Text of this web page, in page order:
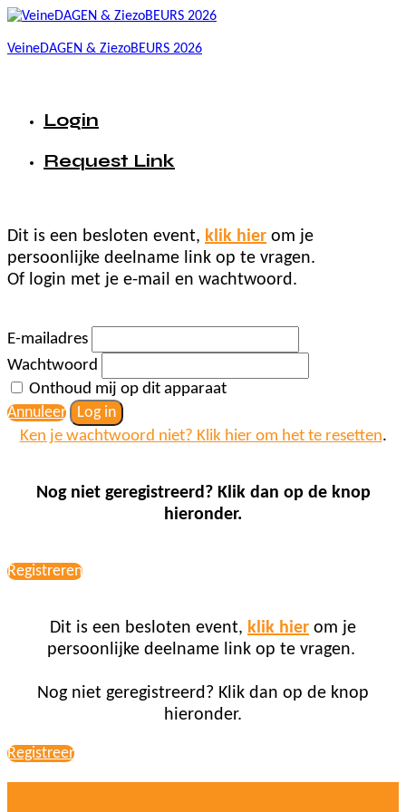
VeineDAGEN & ZiezoBEURS 2026
Login
Request Link
Dit is een besloten event, klik hier om je
persoonlijke deelname link op te vragen.
Of login met je e-mail en wachtwoord.
E-mailadres
Wachtwoord
Onthoud mij op dit apparaat
Annuleer
Log in
Ken je wachtwoord niet? Klik hier om het te resetten.
Nog niet geregistreerd? Klik dan op de knop
hieronder.
Registreren
Dit is een besloten event, klik hier om je
persoonlijke deelname link op te vragen.
Nog niet geregistreerd? Klik dan op de knop
hieronder.
Registreer